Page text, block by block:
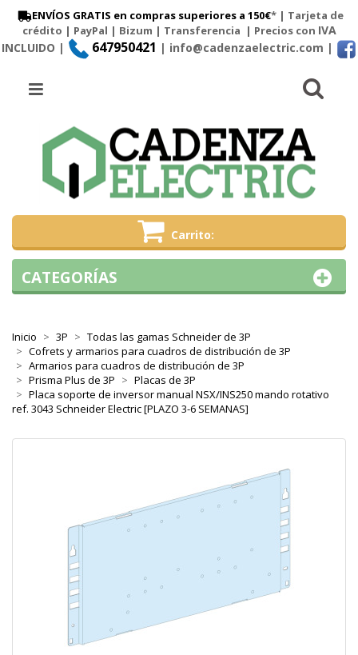
ENVÍOS GRATIS en compras superiores a 150€* | Tarjeta de
crédito | PayPal | Bizum | Transferencia | Precios con IVA
INCLUIDO |
647950421 | info@cadenzaelectric.com |
Carrito
Menú
Inicio 3P
Todas las gamas Schneider de 3P
Cofrets y armarios para cuadros de distribución de 3P
Armarios para cuadros de distribución de 3P
Prisma Plus de 3P
Placas de 3P
Placa soporte de inversor manual NSX/INS250 mando rotativo
ref. 3043 Schneider Electric [PLAZO 3-6 SEMANAS]
CATEGORÍAS